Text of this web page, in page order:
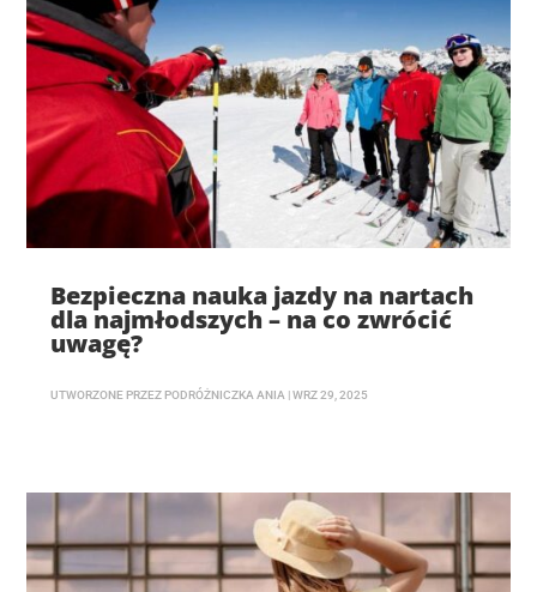
Bezpieczna nauka jazdy na nartach
dla najmłodszych – na co zwrócić
uwagę?
UTWORZONE PRZEZ PODRÓŻNICZKA ANIA |WRZ 29, 2025